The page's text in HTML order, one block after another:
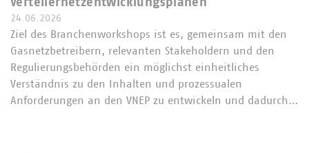
Verteilernetzentwicklungsplänen
24.06.2026
Ziel des Branchenworkshops ist es, gemeinsam mit den
Gasnetzbetreibern, relevanten Stakeholdern und den
Regulierungsbehörden ein möglichst einheitliches
Verständnis zu den Inhalten und prozessualen
Anforderungen an den VNEP zu entwickeln und dadurch…